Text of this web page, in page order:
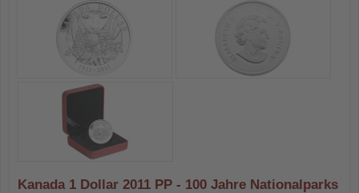
Kanada 1 Dollar 2011 PP - 100 Jahre Nationalparks